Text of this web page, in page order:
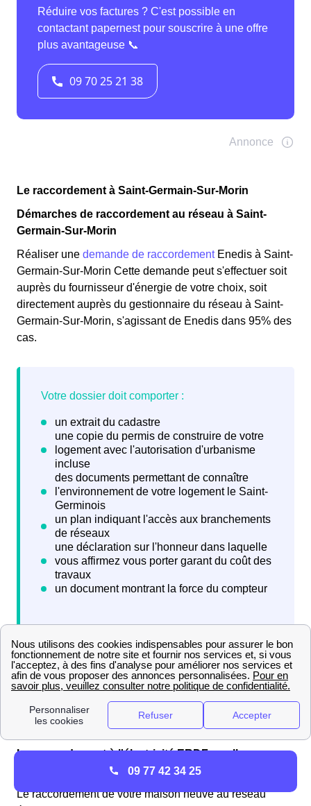
Le raccordement à Saint-Germain-Sur-Morin
Démarches de raccordement au réseau à Saint-
Germain-Sur-Morin
Réaliser une demande de raccordementEnedis à Saint-
Germain-Sur-Morin Cette demande peut s'effectuer soit
auprès du fournisseur d'énergie de votre choix, soit
directement auprès du gestionnaire du réseau à Saint-
Germain-Sur-Morin, s'agissant de Enedis dans 95% des
cas.
Six semaines après l'envoi de votre demande à Enedis
Saint-Germain-Sur-Morin (ex ErDF), vous allez recevoir
une proposition financière permettant de budgétiser les
coûts des travaux de raccordement de votre logement le
Saint-Germinois.
Le raccordement à l'électricité ERDF, quelles
démarches à Saint-Germain-Sur-Morin ?
Le raccordement de votre maison neuve au réseau
09 77 42 34 25